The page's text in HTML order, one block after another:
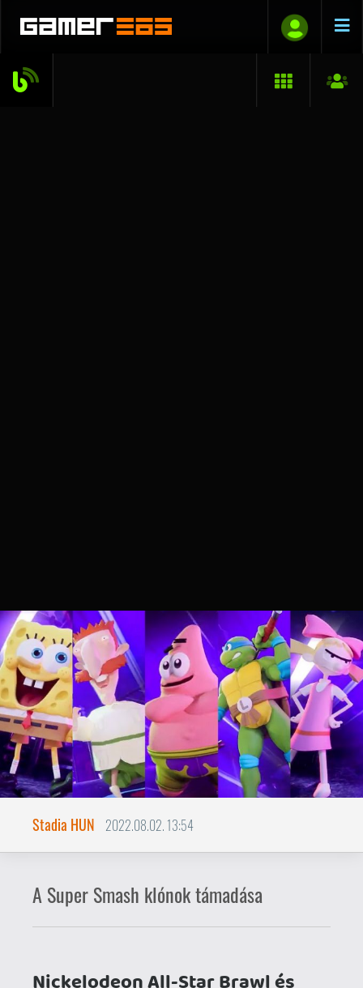
Stadia HUN 2022.08.02. 13:54
A Super Smash klónok támadása
Nickelodeon All-Star Brawl és
MultiVersus mókák